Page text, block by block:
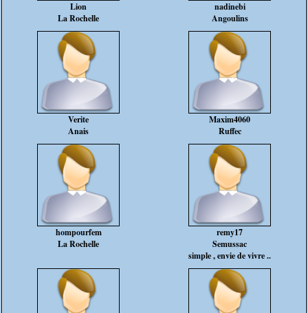
Lion
La Rochelle
nadinebi
Angoulins
Verite
Anais
Maxim4060
Ruffec
hompourfem
La Rochelle
remy17
Semussac
simple , envie de vivre ..